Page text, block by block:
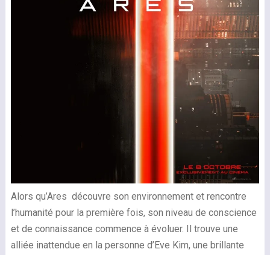
Alors qu’Ares découvre son environnement et rencontre
l’humanité pour la première fois, son niveau de conscience
et de connaissance commence à évoluer. Il trouve une
alliée inattendue en la personne d’Eve Kim, une brillante